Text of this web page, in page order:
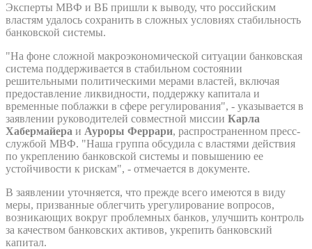
Эксперты МВФ и ВБ пришли к выводу, что российским
властям удалось сохранить в сложных условиях стабильность
банковской системы.
"На фоне сложной макроэкономической ситуации банковская
система поддерживается в стабильном состоянии
решительными политическими мерами властей, включая
предоставление ликвидности, поддержку капитала и
временные поблажки в сфере регулирования", - указывается в
заявлении руководителей совместной миссии Карла
Хабермайера и Ауроры Феррари, распространенном пресс-
службой МВФ. "Наша группа обсудила с властями действия
по укреплению банковской системы и повышению ее
устойчивости к рискам", - отмечается в документе.
В заявлении уточняется, что прежде всего имеются в виду
меры, призванные облегчить урегулирование вопросов,
возникающих вокруг проблемных банков, улучшить контроль
за качеством банковских активов, укрепить банковский
капитал.